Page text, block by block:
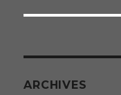
ARCHIVES